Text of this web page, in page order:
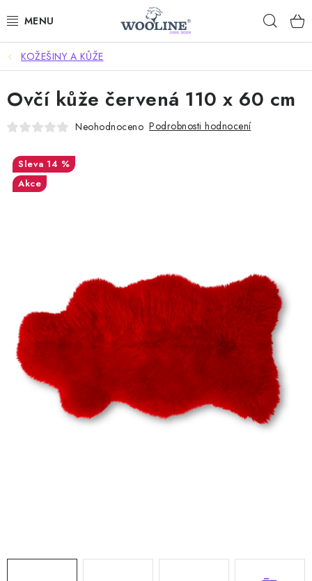
na
AKCE %
DÁRKOVÉ POUKAZY
OBLEČENÍ
OBUV
Doprava a platba Hodnocení obchodu
Kontakty
Moje objednávka
FAQ
KOŽEŠINY A KŮŽE
Ovčí kůže červená 110 x 60 cm
Neohodnoceno Podrobnosti hodnocení
14 %
Akce